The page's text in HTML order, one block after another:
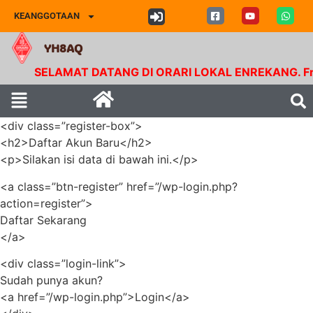
KEANGGOTAAN
YH8AQ
SELAMAT DATANG DI ORARI LOKAL
<div class=”register-box”>
<h2>Daftar Akun Baru</h2>
<p>Silakan isi data di bawah ini.</p>
<a class=”btn-register” href=”/wp-login.php?
action=register”>
Daftar Sekarang
</a>
<div class=”login-link”>
Sudah punya akun?
<a href=”/wp-login.php”>Login</a>